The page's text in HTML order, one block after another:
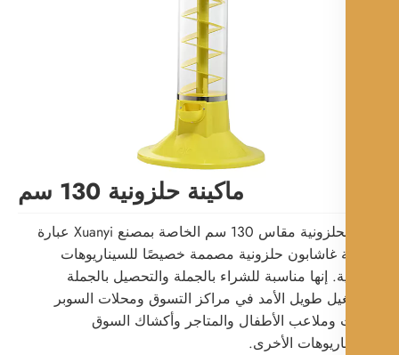
ماكينة حلزونية 130 سم
الآلة الحلزونية مقاس 130 سم الخاصة بمصنع Xuanyi عبارة
غاشابون حلزونية مصممة خصيصًا للسيناريوهات
إنها مناسبة للشراء بالجملة والتحصيل بالجملة
طويل الأمد في مراكز التسوق ومحلات السوبر
وملاعب الأطفال والمتاجر وأكشاك السوق
الأخرى.